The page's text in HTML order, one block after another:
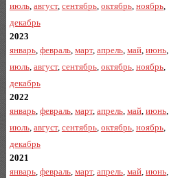
июль, август, сентябрь, октябрь, ноябрь,
декабрь
2023
январь, февраль, март, апрель, май, июнь,
июль, август, сентябрь, октябрь, ноябрь,
декабрь
2022
январь, февраль, март, апрель, май, июнь,
июль, август, сентябрь, октябрь, ноябрь,
декабрь
2021
январь, февраль, март, апрель, май, июнь,